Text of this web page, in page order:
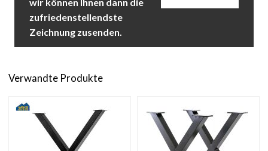
wir können Ihnen dann die
zufriedenstellendste
Zeichnung zusenden.
Verwandte Produkte